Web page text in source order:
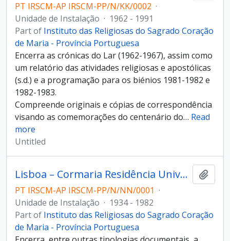
PT IRSCM-AP IRSCM-PP/N/KK/0002 ·
Unidade de Instalação · 1962 - 1991
Part of Instituto das Religiosas do Sagrado Coração
de Maria - Província Portuguesa
Encerra as crónicas do Lar (1962-1967), assim como
um relatório das atividades religiosas e apostólicas
(s.d.) e a programação para os biénios 1981-1982 e
1982-1983.
Compreende originais e cópias de correspondência
visando as comemorações do centenário do… Read
more
Untitled
Lisboa – Cormaria Residência Universitária
PT IRSCM-AP IRSCM-PP/N/NN/0001 ·
Unidade de Instalação · 1934 - 1982
Part of Instituto das Religiosas do Sagrado Coração
de Maria - Província Portuguesa